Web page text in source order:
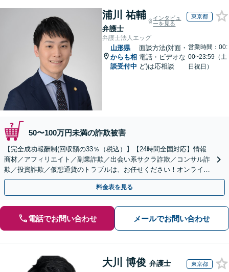
浦川 祐輔
弁護士
インタビュ
ーを見る
東京都
弁護士法人エッグ
山形県
からも相
談受付中
面談方法(対面・
電話・ビデオな
ど)は応相談
営業時間：00:
00~23:59（土
日祝日）
50〜100万円未満の詐欺被害
【完全成功報酬制(回収額の33％（税込）】【24時間全国対応】情報
商材／アフィリエイト／副業詐欺／出会い系サクラ詐欺／コンサル詐
欺／投資詐欺／仮想通貨のトラブルは、お任せください！オンライン
のみで解決も可能！
料金表を見る
電話でお問い合わせ メールでお問い合わせ
大川 博俊 弁護士 東京都